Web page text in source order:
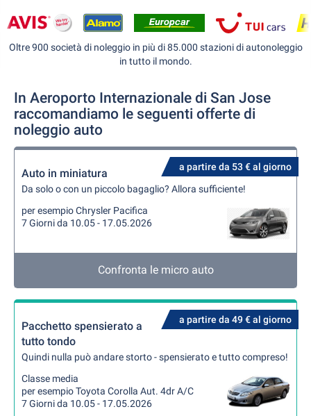
Oltre 900 società di noleggio in più di 85.000 stazioni di autonoleggio
in tutto il mondo.
In Aeroporto Internazionale di San Jose
raccomandiamo le seguenti offerte di
noleggio auto
a partire da 53 € al giorno
Auto in miniatura
Da solo o con un piccolo bagaglio? Allora sufficiente!
per esempio Chrysler Pacifica
7 Giorni da 10.05 - 17.05.2026
Confronta le micro auto
a partire da 49 € al giorno
Pacchetto spensierato a
tutto tondo
Quindi nulla può andare storto - spensierato e tutto compreso!
Classe media
per esempio Toyota Corolla Aut. 4dr A/C
7 Giorni da 10.05 - 17.05.2026